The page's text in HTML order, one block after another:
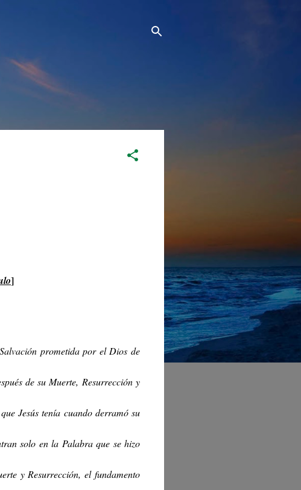
]
prometida por el Dios de
de su Muerte, Resurrección y
Jesús tenía cuando derramó su
solo en la Palabra que se hizo
y Resurrección, el fundamento